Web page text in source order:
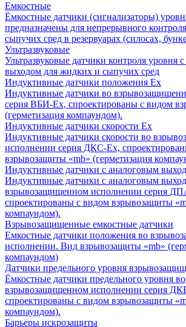
Емкостные
Ёмкостные датчики (сигнализаторы)
предназначены для непрерывного
сыпучих сред в резервуарах (силосах,
Ультразвуковые
Ультразвуковые датчики контроля уровня
выходом для жидких и сыпучих сред
Индуктивные датчики положения Ех
Индуктивные датчики во
серия ВБИ-Ех, спроектированы с видом
(герметизация компаундом).
Индуктивные датчики скорости Ех
Индуктивные датчики скорости во
исполнении серия ДКС-Ех,
взрывозащиты «mb» (герметизация
Индуктивные датчики с аналоговым
Индуктивные датчики с аналоговым
взрывозащищенном исполнении серия
спроектированы с видом взрывозащиты
компаундом).
Взрывозащищенные емкостные датчики
Емкостные датчики положения во
исполнении. Вид взрывозащиты «mb»
компаундом)
Датчики предельного уровня
Ёмкостные датчики предельного уровня во
взрывозащищенном исполнении серия
спроектированы с видом взрывозащиты
компаундом).
Барьеры искрозащиты